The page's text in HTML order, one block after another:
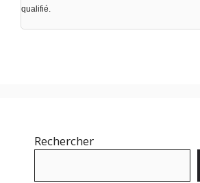
qualifié.
Rechercher